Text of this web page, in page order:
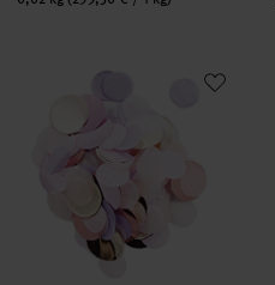
Konfetti pastell Mix 20g